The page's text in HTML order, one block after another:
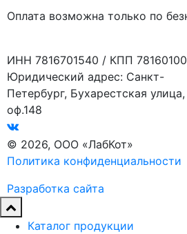
Оплата возможна только по
ИНН 7816701540 / КПП
Юридический адрес: Санкт-
Петербург, Бухарестская
оф.148
© 2026, ООО «ЛабКот»
Политика конфиденциальности
Разработка сайта
Каталог продукции